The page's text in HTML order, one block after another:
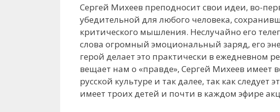
Сергей Михеев преподносит свои идеи, во-
убедительной для любого человека,
критического мышления. Неслучайно его
слова огромный эмоциональный заряд, его
герой делает это практически в ежедневном
вещает нам о «правде», Сергей Михеев имеет
русской культуре и так далее, так как
имеет троих детей и почти в каждом эфире